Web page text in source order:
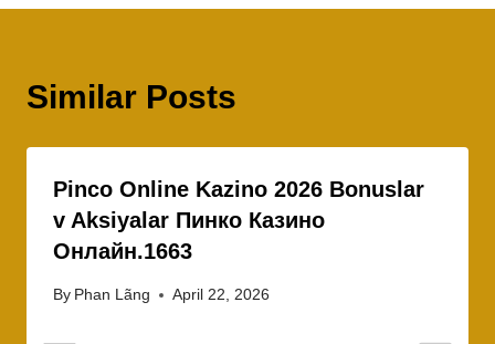
Similar Posts
Pinco Online Kazino 2026 Bonuslar
v Aksiyalar Пинко Казино
Онлайн.1663
By Phan Lãng April 22, 2026